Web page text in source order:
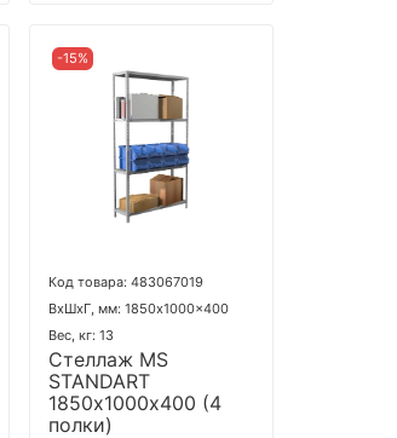
-15%
Код товара: 483067019
ВхШхГ, мм: 1850x1000x400
Вес, кг: 13
Стеллаж MS
STANDART
1850х1000х400 (4
полки)